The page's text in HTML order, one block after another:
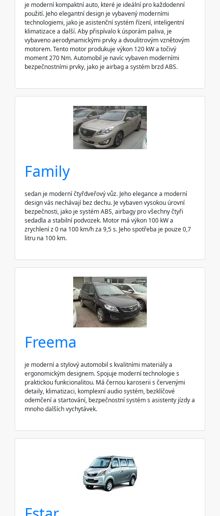
je moderní kompaktní auto, které je ideální pro každodenní
použití. Jeho elegantní design je vybavený moderními
technologiemi, jako je asistenční systém řízení, inteligentní
klimatizace a další. Aby přispívalo k úsporám paliva, je
vybaveno aerodynamickými prvky a dvoulitrovým vznětovým
motorem. Tento motor produkuje výkon 120 kW a točivý
moment 270 Nm. Automobil je navíc vybaven moderními
bezpečnostními prvky, jako je airbag a systém brzd ABS.
Family
sedan je moderní čtyřdveřový vůz. Jeho elegance a moderní
design vás nechávají bez dechu. Je vybaven vysokou úrovní
bezpečnosti, jako je systém ABS, airbagy pro všechny čtyři
sedadla a stabilní podvozek. Motor má výkon 100 kW a
zrychlení z 0 na 100 km/h za 9,5 s. Jeho spotřeba je pouze 0,7
litru na 100 km.
Freema
je moderní a stylový automobil s kvalitními materiály a
ergonomickým designem. Spojuje moderní technologie s
praktickou funkcionalitou. Má černou karoserii s červenými
detaily, klimatizaci, komplexní audio systém, bezklíčové
odemčení a startování, bezpečnostní systém s asistenty jízdy a
mnoho dalších vychytávek.